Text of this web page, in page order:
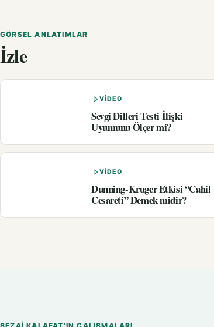
GÖRSEL ANLATIMLAR
İzle
VIDEO
Sevgi Dilleri Testi İlişki
Uyumunu Ölçer mi?
VIDEO
Dunning-Kruger Etkisi “Cahil
Cesareti” Demek midir?